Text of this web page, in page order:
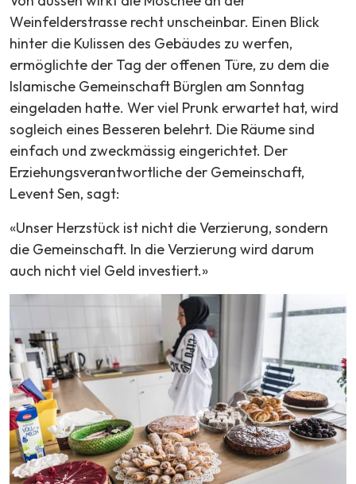
Weinfelderstrasse recht unscheinbar. Einen Blick
hinter die Kulissen des Gebäudes zu werfen,
ermöglichte der Tag der offenen Türe, zu dem die
Islamische Gemeinschaft Bürglen am Sonntag
eingeladen hatte. Wer viel Prunk erwartet hat, wird
sogleich eines Besseren belehrt. Die Räume sind
einfach und zweckmässig eingerichtet. Der
Erziehungsverantwortliche der Gemeinschaft,
Levent Sen, sagt:
«Unser Herzstück ist nicht die Verzierung, sondern
die Gemeinschaft. In die Verzierung wird darum
auch nicht viel Geld investiert.»